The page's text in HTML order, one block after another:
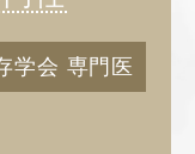
学会 専門医